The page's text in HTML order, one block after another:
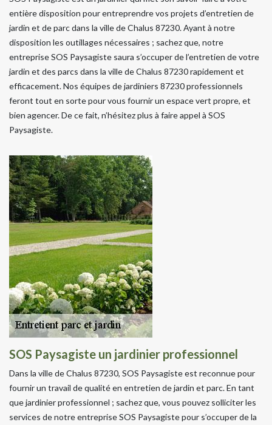
entière disposition pour entreprendre vos projets d’entretien de
jardin et de parc dans la ville de Chalus 87230. Ayant à notre
disposition les outillages nécessaires ; sachez que, notre
entreprise SOS Paysagiste saura s’occuper de l’entretien de votre
jardin et des parcs dans la ville de Chalus 87230 rapidement et
efficacement. Nos équipes de jardiniers 87230 professionnels
feront tout en sorte pour vous fournir un espace vert propre, et
bien agencer. De ce fait, n’hésitez plus à faire appel à SOS
Paysagiste.
SOS Paysagiste un jardinier professionnel
Dans la ville de Chalus 87230, SOS Paysagiste est reconnue pour
fournir un travail de qualité en entretien de jardin et parc. En tant
que jardinier professionnel ; sachez que, vous pouvez solliciter les
services de notre entreprise SOS Paysagiste pour s’occuper de la